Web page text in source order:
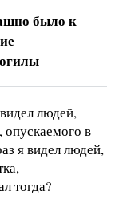
было к
людей,
в
я видел людей,
тогда?